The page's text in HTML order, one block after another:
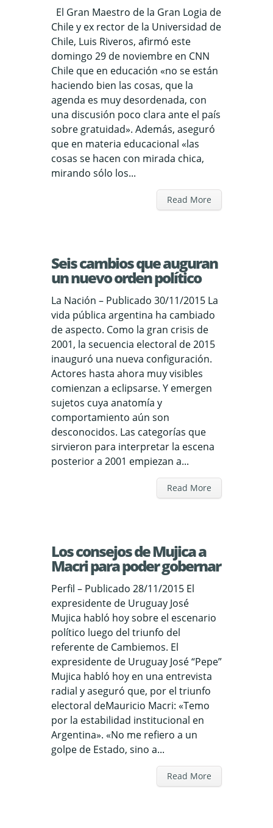
El Gran Maestro de la Gran Logia de
Chile y ex rector de la Universidad de
Chile, Luis Riveros, afirmó este
domingo 29 de noviembre en CNN
Chile que en educación «no se están
haciendo bien las cosas, que la
agenda es muy desordenada, con
una discusión poco clara ante el país
sobre gratuidad». Además, aseguró
que en materia educacional «las
cosas se hacen con mirada chica,
mirando sólo los...
Read More
Seis cambios que auguran
un nuevo orden político
La Nación – Publicado 30/11/2015 La
vida pública argentina ha cambiado
de aspecto. Como la gran crisis de
2001, la secuencia electoral de 2015
inauguró una nueva configuración.
Actores hasta ahora muy visibles
comienzan a eclipsarse. Y emergen
sujetos cuya anatomía y
comportamiento aún son
desconocidos. Las categorías que
sirvieron para interpretar la escena
posterior a 2001 empiezan a...
Read More
Los consejos de Mujica a
Macri para poder gobernar
Perfil – Publicado 28/11/2015 El
expresidente de Uruguay José
Mujica habló hoy sobre el escenario
político luego del triunfo del
referente de Cambiemos. El
expresidente de Uruguay José “Pepe”
Mujica habló hoy en una entrevista
radial y aseguró que, por el triunfo
electoral deMauricio Macri: «Temo
por la estabilidad institucional en
Argentina». «No me refiero a un
golpe de Estado, sino a...
Read More